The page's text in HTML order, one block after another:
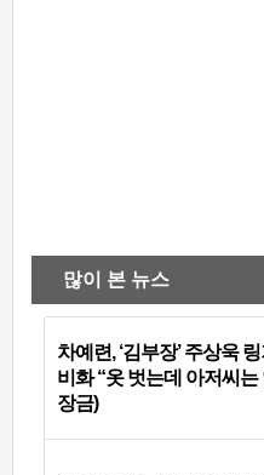
많이 본 뉴스
차예련, ‘김부장’ 주상욱
비화 “옷 벗는데 아저씨는
장금)